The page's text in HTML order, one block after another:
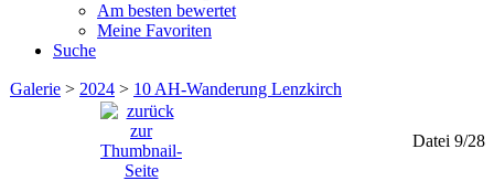
Am besten bewertet
Meine Favoriten
Suche
Galerie > 2024 > 10 AH-Wanderung Lenzkirch
Datei 9/28